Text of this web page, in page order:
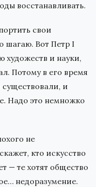
восстанавливать.
свои
шагаю. Вот Петр I
художеств и науки,
Потому в его время
существовали, и
Надо это немножко
не
кто искусство
— те хотят общество
недоразумение.